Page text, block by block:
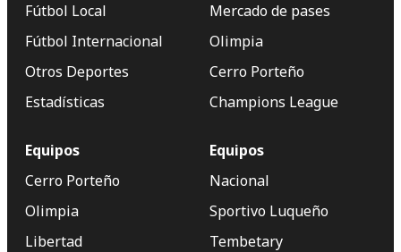
Fútbol Local
Fútbol Internacional
Otros Deportes
Estadísticas
Mercado de pases
Olimpia
Cerro Porteño
Champions League
Equipos
Cerro Porteño
Olimpia
Libertad
Equipos
Nacional
Sportivo Luqueño
Tembetary